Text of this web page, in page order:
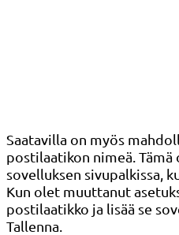
Saatavilla on myös
postilaatikon nimeä. Tämä
sovelluksen sivupalkissa,
Kun olet muuttanut
postilaatikko ja lisää se
Tallenna.